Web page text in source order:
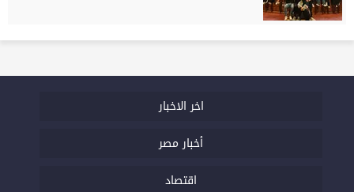
اخر الاخبار
أخبار مصر
اقتصاد